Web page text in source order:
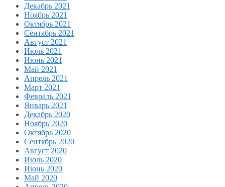
Декабрь 2021
Ноябрь 2021
Октябрь 2021
Сентябрь 2021
Август 2021
Июль 2021
Июнь 2021
Май 2021
Апрель 2021
Март 2021
Февраль 2021
Январь 2021
Декабрь 2020
Ноябрь 2020
Октябрь 2020
Сентябрь 2020
Август 2020
Июль 2020
Июнь 2020
Май 2020